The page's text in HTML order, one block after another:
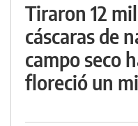
Tiraron 12
cáscaras de
campo seco
floreció un